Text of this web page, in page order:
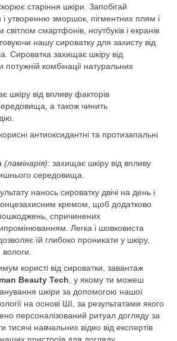
старіння шкіри. Запобігай
утворенню зморшок, пігментних плям і
світлом смартфонів, ноутбуків і екранів
нашу сироватку для захисту від
Сироватка захищає шкіру від
комбінації натуральних
шкіру від впливу факторів
а також чинить
антиоксидантні та протизапальні
: захищає шкіру від впливу
середовища.
нанось сироватку двічі на день і
кремом, щоб додатково
спричинених
Легка і шовковиста
їй глибоко проникати у шкіру,
користі від сироватки, завантаж
Beauty Tech , у якому ти можеш
шкіри за допомогою нашої
на основі ШІ, за результатами якого
персоналізований ритуал догляду за
тисячі навчальних відео від експертів
пристроїв для догляду.